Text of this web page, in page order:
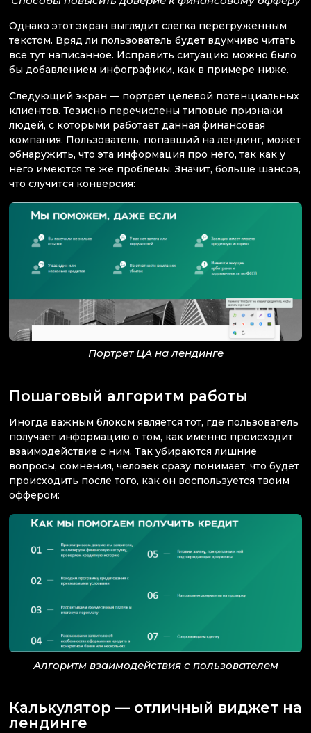
Однако этот экран выглядит слегка перегруженным
текстом. Вряд ли пользователь будет вдумчиво читать
все тут написанное. Исправить ситуацию можно было
бы добавлением инфографики, как в примере ниже.
Следующий экран — портрет целевой потенциальных
клиентов. Тезисно перечислены типовые признаки
людей, с которыми работает данная финансовая
компания. Пользователь, попавший на лендинг, может
обнаружить, что эта информация про него, так как у
него имеются те же проблемы. Значит, больше шансов,
что случится конверсия:
Портрет ЦА на лендинге
Пошаговый алгоритм работы
Иногда важным блоком является тот, где пользователь
получает информацию о том, как именно происходит
взаимодействие с ним. Так убираются лишние
вопросы, сомнения, человек сразу понимает, что будет
происходить после того, как он воспользуется твоим
оффером:
Алгоритм взаимодействия с пользователем
Калькулятор — отличный виджет на
лендинге